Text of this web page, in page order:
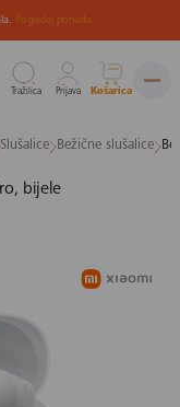
Pogledaj ponudu
Tražilica Prijava Košarica
Slušalice Bežične slušalice
bijele